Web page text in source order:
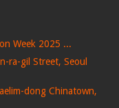
Week 2025 ...
ra-gil Street, Seoul
dong Chinatown,